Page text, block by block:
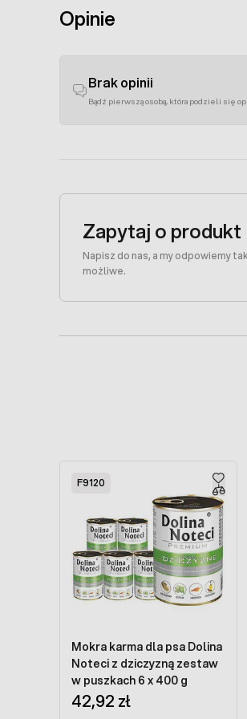
Opinie
Brak opinii
Bądź pierwszą osobą, która podzieli się
Zapytaj o produkt
Napisz do nas, a my odpowiemy
możliwe.
F9120
Mokra karma dla psa Dolina
Noteci z dziczyzną zestaw
w puszkach 6 x 400 g
42,92 zł